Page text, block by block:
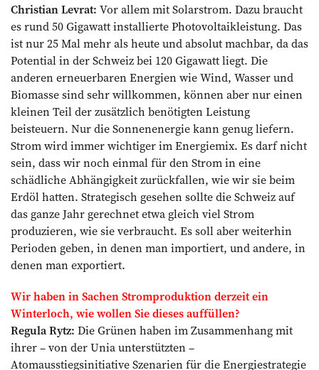
Christian Levrat: Vor allem mit Solarstrom. Dazu braucht
es rund 50 Gigawatt installierte Photovoltaikleistung. Das
ist nur 25 Mal mehr als heute und absolut machbar, da das
Potential in der Schweiz bei 120 Gigawatt liegt. Die
anderen erneuerbaren Energien wie Wind, Wasser und
Biomasse sind sehr willkommen, können aber nur einen
kleinen Teil der zusätzlich benötigten Leistung
beisteuern. Nur die Sonnenenergie kann genug liefern.
Strom wird immer wichtiger im Energiemix. Es darf nicht
sein, dass wir noch einmal für den Strom in eine
schädliche Abhängigkeit zurückfallen, wie wir sie beim
Erdöl hatten. Strategisch gesehen sollte die Schweiz auf
das ganze Jahr gerechnet etwa gleich viel Strom
produzieren, wie sie verbraucht. Es soll aber weiterhin
Perioden geben, in denen man importiert, und andere, in
denen man exportiert.
Wir haben in Sachen Stromproduktion derzeit ein
Winterloch, wie wollen Sie dieses auffüllen?
Regula Rytz: Die Grünen haben im Zusammenhang mit
ihrer – von der Unia unterstützten –
Atomausstiegsinitiative Szenarien für die Energiestrategie